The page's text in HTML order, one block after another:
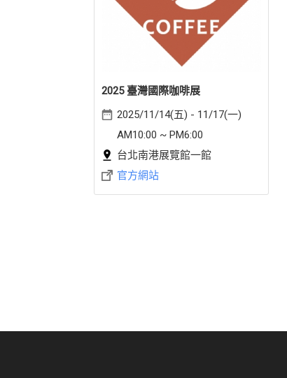
2025 臺灣國際咖啡展
2025/11/14(五) - 11/17(一)
AM10:00 ~ PM6:00
台北南港展覽館一館
官方網站